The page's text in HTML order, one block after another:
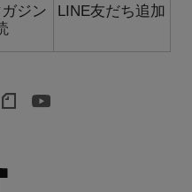
ジン
LINE友だち追加